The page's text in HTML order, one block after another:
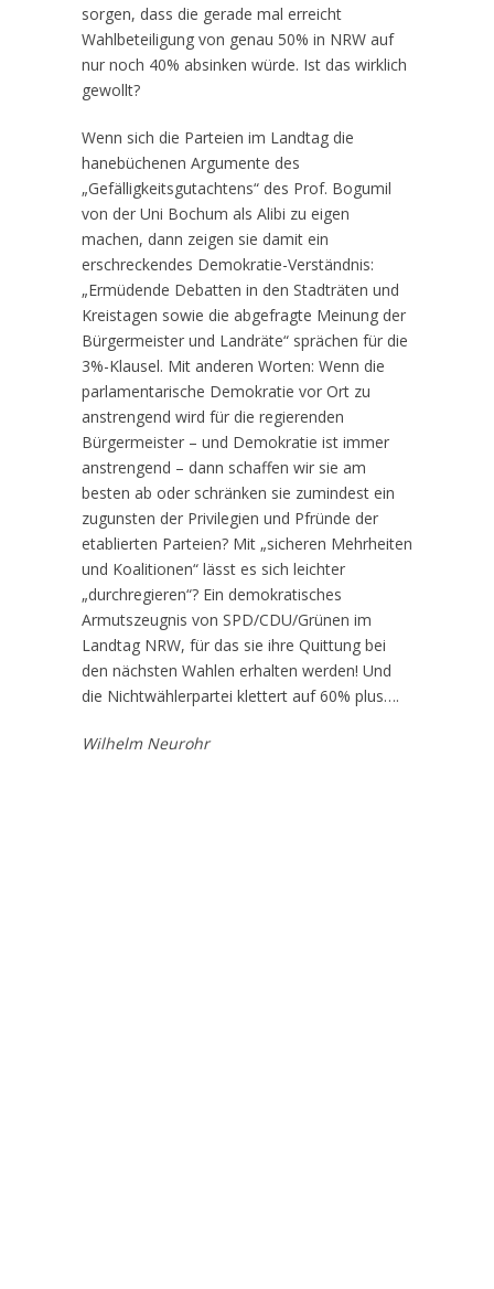
sorgen, dass die gerade mal erreicht
Wahlbeteiligung von genau 50% in NRW auf
nur noch 40% absinken würde. Ist das wirklich
gewollt?
Wenn sich die Parteien im Landtag die
hanebüchenen Argumente des
„Gefälligkeitsgutachtens“ des Prof. Bogumil
von der Uni Bochum als Alibi zu eigen
machen, dann zeigen sie damit ein
erschreckendes Demokratie-Verständnis:
„Ermüdende Debatten in den Stadträten und
Kreistagen sowie die abgefragte Meinung der
Bürgermeister und Landräte“ sprächen für die
3%-Klausel. Mit anderen Worten: Wenn die
parlamentarische Demokratie vor Ort zu
anstrengend wird für die regierenden
Bürgermeister – und Demokratie ist immer
anstrengend – dann schaffen wir sie am
besten ab oder schränken sie zumindest ein
zugunsten der Privilegien und Pfründe der
etablierten Parteien? Mit „sicheren Mehrheiten
und Koalitionen“ lässt es sich leichter
„durchregieren“? Ein demokratisches
Armutszeugnis von SPD/CDU/Grünen im
Landtag NRW, für das sie ihre Quittung bei
den nächsten Wahlen erhalten werden! Und
die Nichtwählerpartei klettert auf 60% plus….
Wilhelm Neurohr